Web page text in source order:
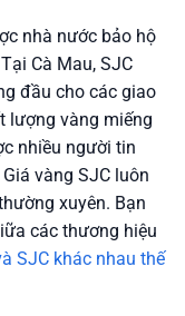
nhà nước bảo hộ
Cà Mau, SJC
đầu cho các giao
lượng vàng miếng
nhiều người tin
vàng SJC luôn
xuyên. Bạn
các thương hiệu
SJC khác nhau thế